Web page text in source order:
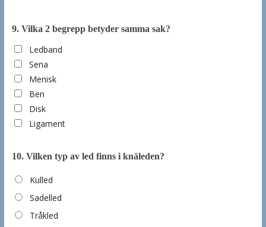
9. Vilka 2 begrepp betyder samma sak?
Ledband
Sena
Menisk
Ben
Disk
Ligament
10. Vilken typ av led finns i knäleden?
Kulled
Sadelled
Tråkled